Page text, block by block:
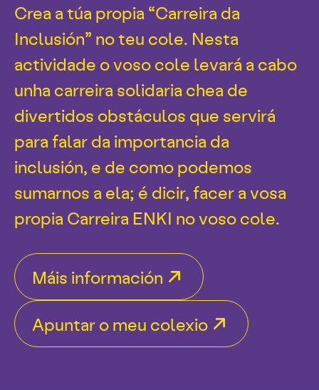
Crea a túa propia “Carreira da
Inclusión” no teu cole. Nesta
actividade o voso cole levará a cabo
unha carreira solidaria chea de
divertidos obstáculos que servirá
para falar da importancia da
inclusión, e de como podemos
sumarnos a ela; é dicir, facer a vosa
propia Carreira ENKI no voso cole.
Máis información
Apuntar o meu colexio